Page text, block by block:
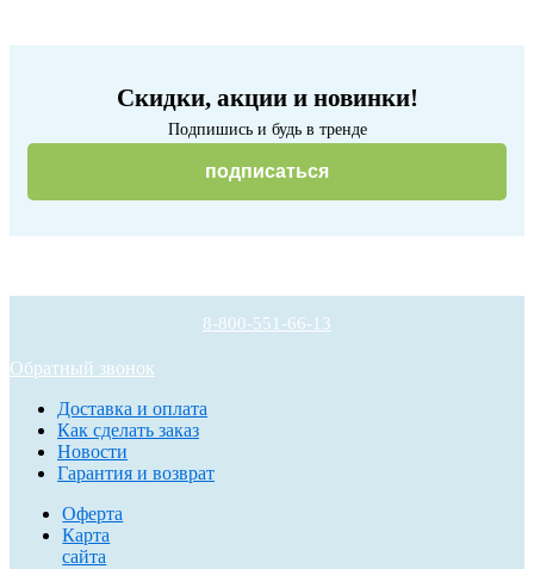
Скидки, акции и новинки!
Подпишись и будь в тренде
подписаться
8-800-551-66-13
Обратный звонок
Доставка и оплата
Как сделать заказ
Новости
Гарантия и возврат
Оферта
Карта
сайта